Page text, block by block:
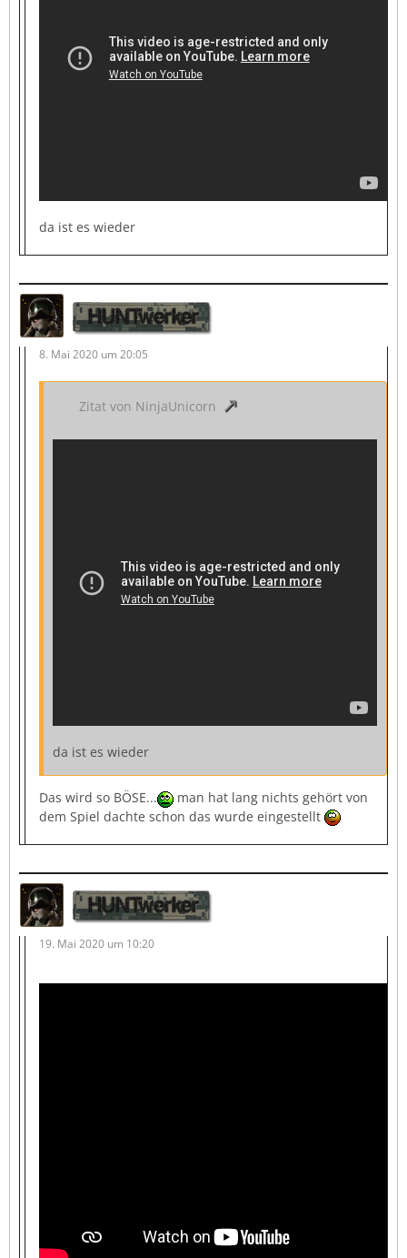
da ist es wieder
HUNTwerker
8. Mai 2020 um 20:05
Zitat von NinjaUnicorn
da ist es wieder
Das wird so BÖSE...
man hat lang nichts gehört von
dem Spiel dachte schon das wurde eingestellt
HUNTwerker
19. Mai 2020 um 10:20